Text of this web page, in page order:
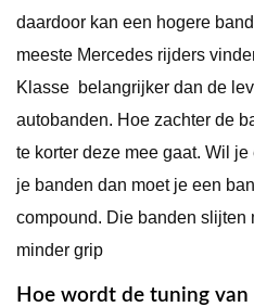
daardoor kan een hogere
meeste Mercedes rijders
Klasse belangrijker dan de
autobanden. Hoe zachter de
te korter deze mee gaat. Wil
je banden dan moet je een
compound. Die banden slijten
minder grip
Hoe wordt de tuning van